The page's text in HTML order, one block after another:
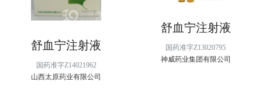
舒血宁注射液
国药准字Z14021962
山西太原药业有限公司
舒血宁注射液
国药准字Z13020795
神威药业集团有限公司